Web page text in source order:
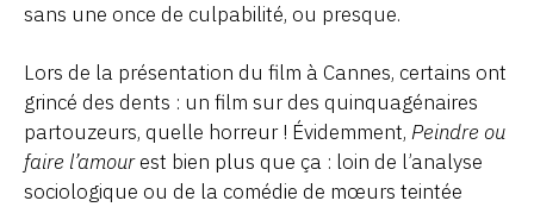
sans une once de culpabilité, ou presque.
Lors de la présentation du film à Cannes, certains ont
grincé des dents : un film sur des quinquagénaires
partouzeurs, quelle horreur ! Évidemment, Peindre ou
faire l’amourest bien plus que ça : loin de l’analyse
sociologique ou de la comédie de mœurs teintée